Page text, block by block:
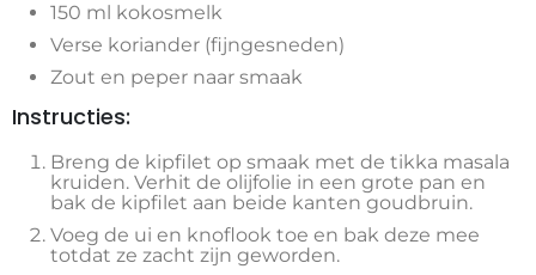
150 ml kokosmelk
Verse koriander (fijngesneden)
Zout en peper naar smaak
Instructies:
Breng de kipfilet op smaak met de tikka masala
kruiden. Verhit de olijfolie in een grote pan en
bak de kipfilet aan beide kanten goudbruin.
Voeg de ui en knoflook toe en bak deze mee
totdat ze zacht zijn geworden.